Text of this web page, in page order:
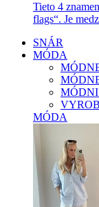
Tieto 4
flags“. Je
SNÁR
MÓDA
MÓDA